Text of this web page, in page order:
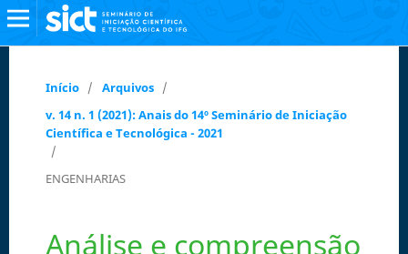
Início / Arquivos /
v. 14 n. 1 (2021): Anais do 14º Seminário de Iniciação
Científica e Tecnológica - 2021
/
ENGENHARIAS
Análise e compreensão